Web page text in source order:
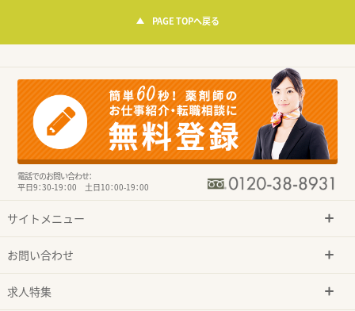
PAGE TOPへ戻る
電話でのお問い合わせ：
平日9：30-19：00 土日10：00-19：00
サイトメニュー
お問い合わせ
求人特集